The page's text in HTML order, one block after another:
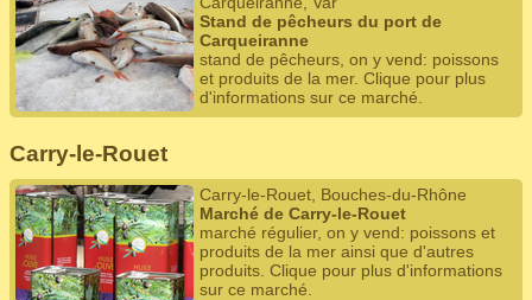
Stand de pêcheurs du port de
Carqueiranne
stand de pêcheurs, on y vend: poissons
et produits de la mer. Clique pour plus
d'informations sur ce marché.
Carry-le-Rouet
Carry-le-Rouet, Bouches-du-Rhône
Marché de Carry-le-Rouet
marché régulier, on y vend: poissons et
produits de la mer ainsi que d'autres
produits. Clique pour plus d'informations
sur ce marché.